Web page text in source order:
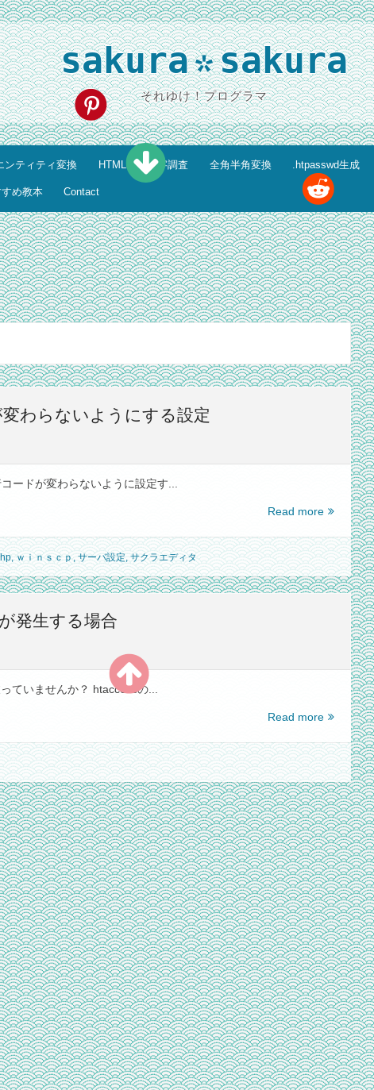
sakura*sakura
それゆけ！プログラマ
ンティティ変換 HTML特殊文字調査 全角半角変換 .htpasswd生成
め教本 Contact
わらないようにする設定
ードが変わらないように設定す...
Read moreWinSCP
転
送
時
に
ら
な
い
よ
う
に
す
る
設
定
,ｗｉｎｓｃｐ,サーバ設定,サクラエディタ
発生する場合
ていませんか？ htaccessの...
Read moreパ
マ
リ
ン
ク
で
４
０
４
NotFound
が
発
生
す
る
場
合